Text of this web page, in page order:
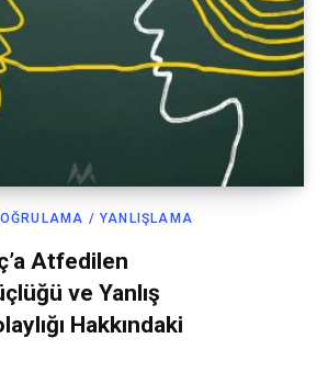
/ YANLIŞLAMA
Atfedilen
ve Yanlış
Hakkındaki